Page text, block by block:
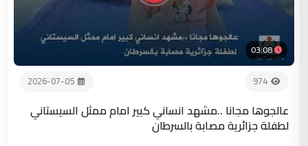
03:08
974
2026-07-05
عالجوها مجانا ..مشهد انساني كبير امام ممثل السيستاني
لطفلة جزائرية مصابة بالسرطان